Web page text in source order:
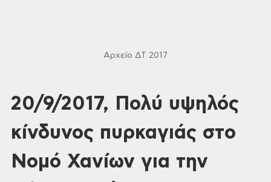
Αρχείο ΔΤ 2017
20/9/2017, Πολύ υψηλός
κίνδυνος πυρκαγιάς στο
Νομό Χανίων για την